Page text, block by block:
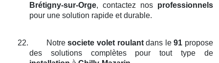
Brétigny-sur-Orge, contactez nos professionnels
pour une solution rapide et durable.
22. Notresociete volet roulantdans le91 propose
des solutions complètes pour tout type de